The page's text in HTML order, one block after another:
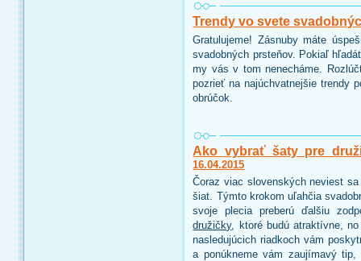
Trendy vo svete
Gratulujeme! Zásnuby máte
svadobných prsteňov. Pokiaľ
my vás v tom nenecháme.
pozrieť na najúchvatnejšie trendy
obrúčok.
Ako vybrať šaty pre
16.04.2015
Čoraz viac slovenských neviest
šiat. Týmto krokom uľahčia
svoje plecia preberú ďalšiu
družičky, ktoré budú atraktívne,
nasledujúcich riadkoch vám
a ponúkneme vám zaujímavý